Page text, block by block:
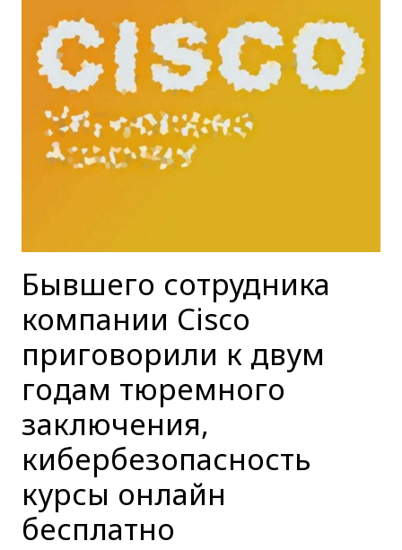
Бывшего сотрудника
компании Cisco
приговорили к двум
годам тюремного
заключения,
кибербезопасность
курсы онлайн
бесплатно